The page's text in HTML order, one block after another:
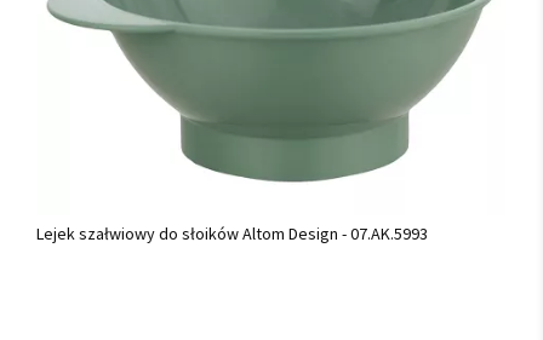
Lejek szałwiowy do słoików Altom Design - 07.AK.5993